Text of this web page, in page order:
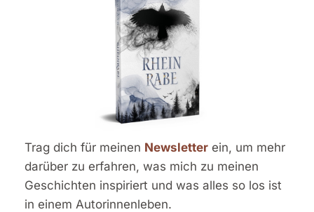
Trag dich für meinen Newsletterein, um mehr
darüber zu erfahren, was mich zu meinen
Geschichten inspiriert und was alles so los ist
in einem Autorinnenleben.